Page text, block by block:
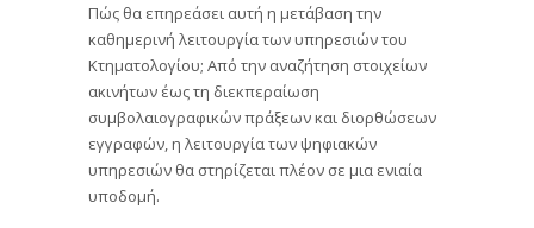
Πώς θα επηρεάσει αυτή η μετάβαση την
καθημερινή λειτουργία των υπηρεσιών του
Κτηματολογίου; Από την αναζήτηση στοιχείων
ακινήτων έως τη διεκπεραίωση
συμβολαιογραφικών πράξεων και διορθώσεων
εγγραφών, η λειτουργία των ψηφιακών
υπηρεσιών θα στηρίζεται πλέον σε μια ενιαία
υποδομή.